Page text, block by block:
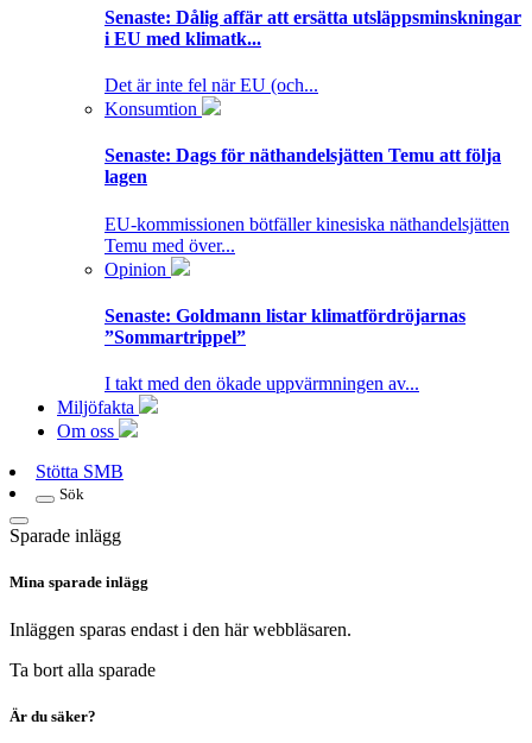
Senaste: Dålig affär att ersätta utsläppsminskningar
i EU med klimatk...
Det är inte fel när EU (och...
Konsumtion
Senaste: Dags för näthandelsjätten Temu att följa
lagen
EU-kommissionen bötfäller kinesiska näthandelsjätten
Temu med över...
Opinion
Senaste: Goldmann listar klimatfördröjarnas
”Sommartrippel”
I takt med den ökade uppvärmningen av...
Miljöfakta
Om oss
Stötta SMB
Sök
Sparade inlägg
Mina sparade inlägg
Inläggen sparas endast i den här webbläsaren.
Ta bort alla sparade
Är du säker?